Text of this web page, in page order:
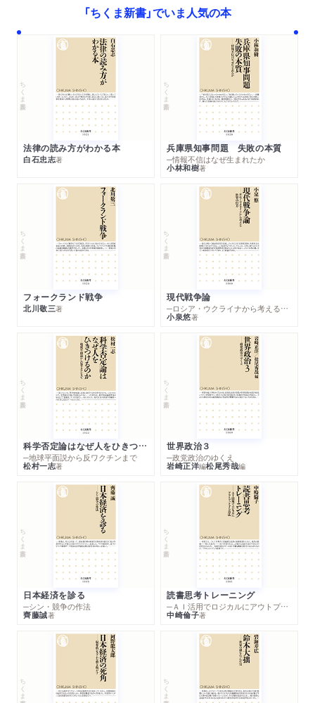
「ちくま新書」でいま人気の本
ちくま新書
法律の読み方がわかる本
白石忠志著
ちくま新書
兵庫県知事問題 失敗の本質
─情報不信はなぜ生まれたか
小林和樹著
ちくま新書
フォークランド戦争
北川敬三著
ちくま新書
現代戦争論
─ロシア・ウクライナから考える世界の行方
小泉悠著
ちくま新書
科学否定論はなぜ人をひきつけるのか
─地球平面説から反ワクチンまで
松村一志著
ちくま新書
世界政治３
─政党政治のゆくえ
岩崎正洋編松尾秀哉編
ちくま新書
日本経済を診る
─シン・競争の作法
齊藤誠著
ちくま新書
読書思考トレーニング
─ＡＩ活用でロジカルにアウトプットする技法
中崎倫子著
ちくま新書 ちくま新書